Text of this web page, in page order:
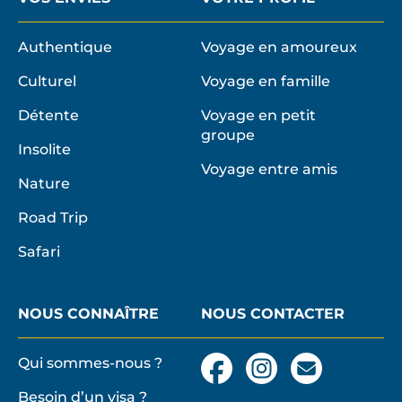
Authentique
Culturel
Détente
Insolite
Nature
Road Trip
Safari
Voyage en amoureux
Voyage en famille
Voyage en petit
groupe
Voyage entre amis
NOUS CONNAÎTRE
Qui sommes-nous ?
Besoin d’un visa ?
NOUS CONTACTER
FacebookInstagram
Nous
contacter